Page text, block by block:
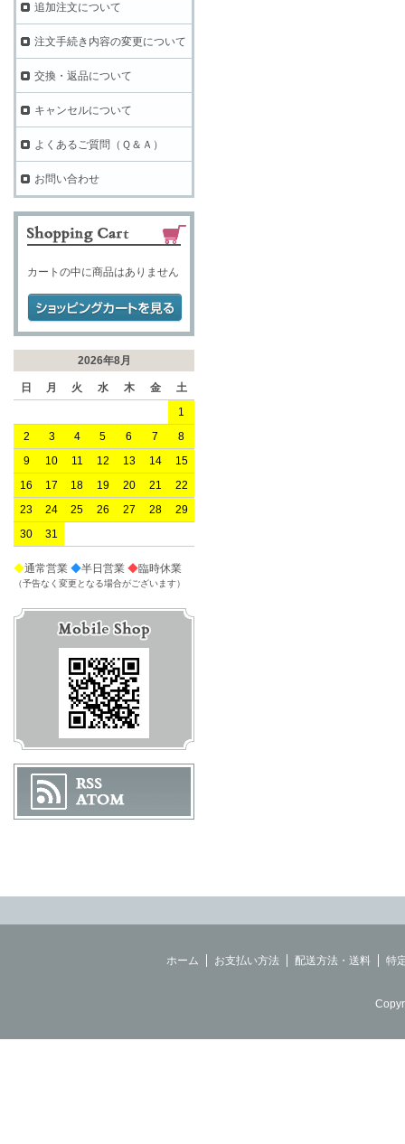
追加注文について
注文手続き内容の変更について
交換・返品について
キャンセルについて
よくあるご質問（Ｑ＆Ａ）
お問い合わせ
カートの中に商品はありません
2026年8月
日 月 火 水 木 金
土
1
2
3 4 5 6 7
8
9
10 11 12 13 14
15
16
17 18 19 20 21
22
23
24 25 26 27 28
29
30
31
◆通常営業 ◆半日営業 ◆臨時休業
（予告なく変更となる場合がございます）
ホーム お支払い方法 配送方法・送料 特